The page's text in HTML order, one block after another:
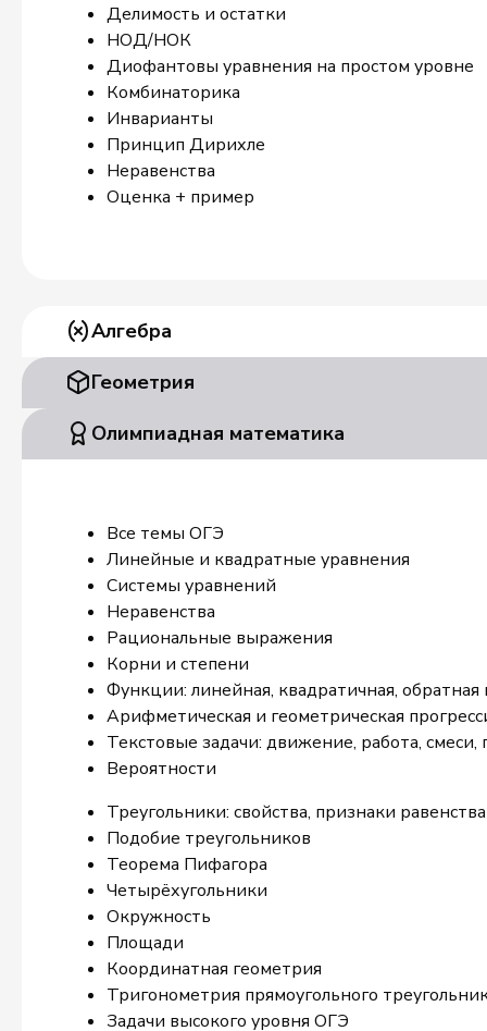
Делимость и остатки
НОД/НОК
Диофантовы уравнения на простом уровне
Комбинаторика
Инварианты
Принцип Дирихле
Неравенства
Оценка + пример
Алгебра
Геометрия
Олимпиадная математика
Все темы ОГЭ
Линейные и квадратные уравнения
Системы уравнений
Неравенства
Рациональные выражения
Корни и степени
Функции: линейная, квадратичная,
Арифметическая и геометрическая
Текстовые задачи: движение, работа,
Вероятности
Треугольники: свойства, признаки равенства
Подобие треугольников
Теорема Пифагора
Четырёхугольники
Окружность
Площади
Координатная геометрия
Тригонометрия прямоугольного
Задачи высокого уровня ОГЭ